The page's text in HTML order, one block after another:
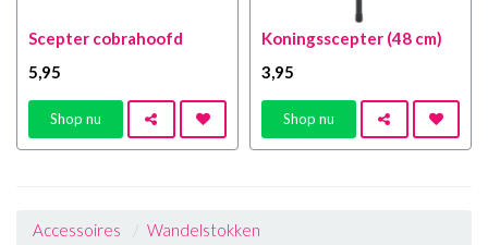
Scepter cobrahoofd
5,95
Shop nu
Koningsscepter (48 cm)
3,95
Shop nu
Accessoires Wandelstokken